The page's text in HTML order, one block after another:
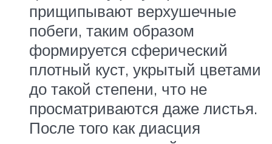
прищипывают верхушечные
побеги, таким образом
формируется сферический
плотный куст, укрытый цветами
до такой степени, что не
просматриваются даже листья.
После того как диасция